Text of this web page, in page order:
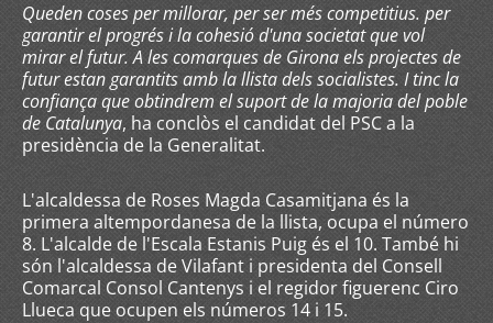
Queden coses per millorar, per ser més competitius. per
garantir el progrés i la cohesió d'una societat que vol
mirar el futur. A les comarques de Girona els projectes de
futur estan garantits amb la llista dels socialistes. I tinc la
confiança que obtindrem el suport de la majoria del poble
de Catalunya, ha conclòs el candidat del PSC a la
presidència de la Generalitat.
L'alcaldessa de Roses Magda Casamitjana és la
primera altempordanesa de la llista, ocupa el número
8. L'alcalde de l'Escala Estanis Puig és el 10. També hi
són l'alcaldessa de Vilafant i presidenta del Consell
Comarcal Consol Cantenys i el regidor figuerenc Ciro
Llueca que ocupen els números 14 i 15.